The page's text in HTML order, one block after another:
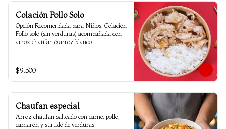
Colación Pollo Solo
Opción Recomendada para Niños. Colación
Pollo solo (sin verduras) acompañada con
arroz chaufan ó arroz blanco
$9.500
Chaufan especial
Arroz chaufan salteado con carne, pollo,
camarón y surtido de verduras